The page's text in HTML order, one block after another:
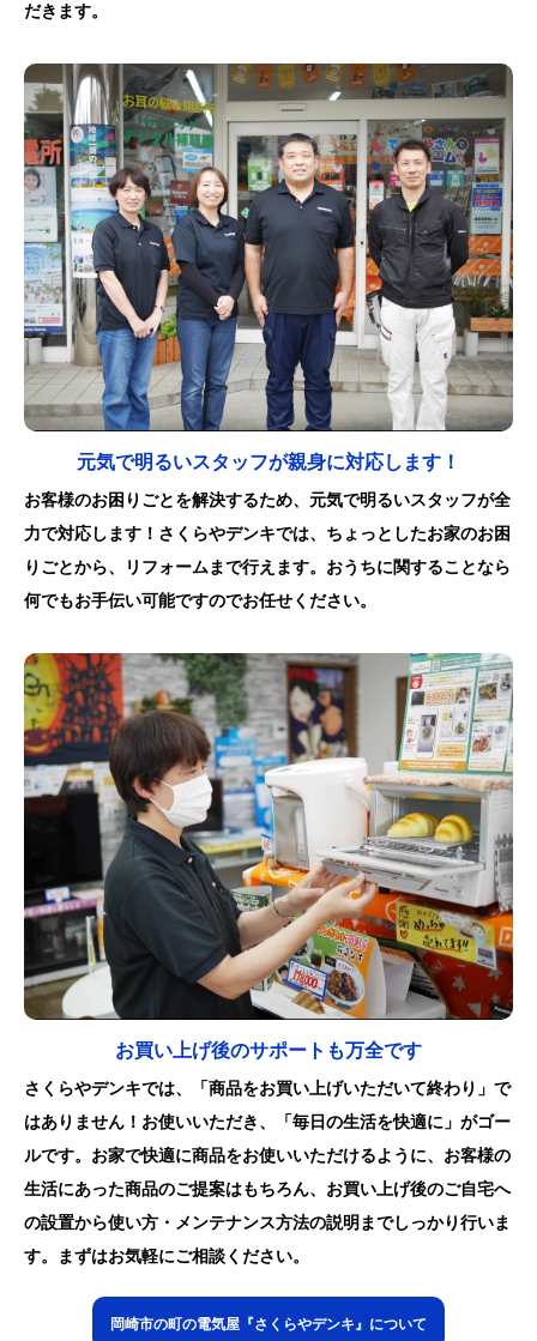
だきます。
元気で明るいスタッフが親身に対応します！
お客様のお困りごとを解決するため、元気で明るいスタッフが全
力で対応します！さくらやデンキでは、ちょっとしたお家のお困
りごとから、リフォームまで行えます。おうちに関することなら
何でもお手伝い可能ですのでお任せください。
お買い上げ後のサポートも万全です
さくらやデンキでは、「商品をお買い上げいただいて終わり」で
はありません！お使いいただき、「毎日の生活を快適に」がゴー
ルです。お家で快適に商品をお使いいただけるように、お客様の
生活にあった商品のご提案はもちろん、お買い上げ後のご自宅へ
の設置から使い方・メンテナンス方法の説明までしっかり行いま
す。まずはお気軽にご相談ください。
岡崎市の町の電気屋『さくらやデンキ』について